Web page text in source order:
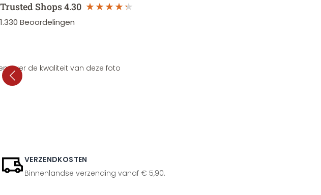
Trusted Shops4.30
1.330 Beoordelingen
over de kwaliteit van deze foto
VERZENDKOSTEN
Binnenlandse verzending vanaf € 5,90.